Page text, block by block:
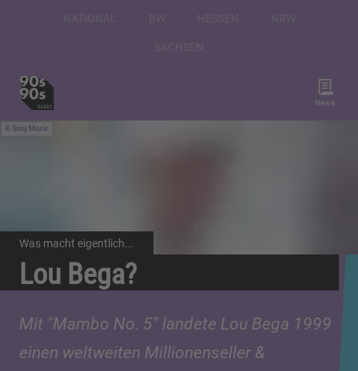
News
Sony Music
Was macht eigentlich...
Lou Bega?
Mit "Mambo No. 5" landete Lou Bega 1999
einen weltweiten Millionenseller &